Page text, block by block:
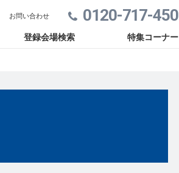
0120-717-450
登録会場検索 特集コーナー
お問い合わせ